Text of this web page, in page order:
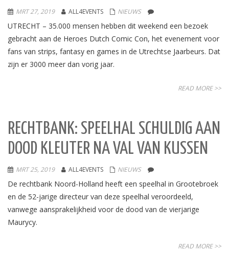
MRT 27, 2019 ALL4EVENTS NIEUWS
UTRECHT – 35.000 mensen hebben dit weekend een bezoek
gebracht aan de Heroes Dutch Comic Con, het evenement voor
fans van strips, fantasy en games in de Utrechtse Jaarbeurs. Dat
zijn er 3000 meer dan vorig jaar.
READ MORE >>
RECHTBANK: SPEELHAL SCHULDIG AAN
DOOD KLEUTER NA VAL VAN KUSSEN
MRT 25, 2019 ALL4EVENTS NIEUWS
De rechtbank Noord-Holland heeft een speelhal in Grootebroek
en de 52-jarige directeur van deze speelhal veroordeeld,
vanwege aansprakelijkheid voor de dood van de vierjarige
Maurycy.
READ MORE >>